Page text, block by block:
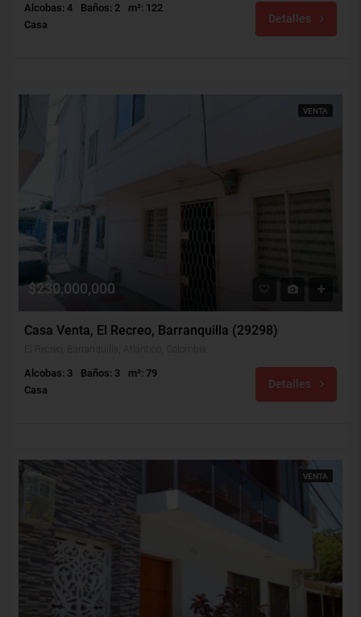
Alcobas: 4 Baños: 2
m²: 122
Casa
Detalles
VENTA
$230,000,000
Casa Venta, El Recreo, Barranquilla (29298)
Alcobas: 3 Baños: 3
m²: 79
Casa
Detalles
VENTA